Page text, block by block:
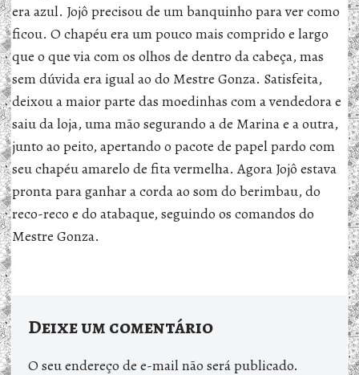
era azul. Jojô precisou de um banquinho para ver como
ficou. O chapéu era um pouco mais comprido e largo
que o que via com os olhos de dentro da cabeça, mas
sem dúvida era igual ao do Mestre Gonza. Satisfeita,
deixou a maior parte das moedinhas com a vendedora e
saiu da loja, uma mão segurando a de Marina e a outra,
junto ao peito, apertando o pacote de papel pardo com
seu chapéu amarelo de fita vermelha. Agora Jojô estava
pronta para ganhar a corda ao som do berimbau, do
reco-reco e do atabaque, seguindo os comandos do
Mestre Gonza.
Deixe um comentário
O seu endereço de e-mail não será publicado.